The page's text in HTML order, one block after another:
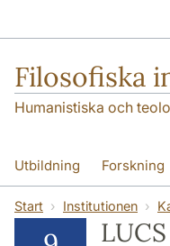
Filosofiska
Humanistiska och
Utbildning Forskning
Personal Kontakt
Start Institutionen